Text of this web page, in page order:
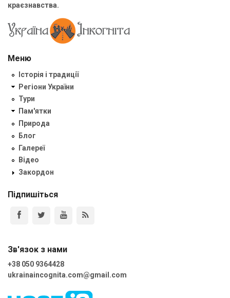
краєзнавства.
Меню
Історія і традиції
Регіони України
Тури
Пам'ятки
Природа
Блог
Галереї
Відео
Закордон
Підпишіться
Зв'язок з нами
+38 050 9364428
ukrainaincognita.com@gmail.com